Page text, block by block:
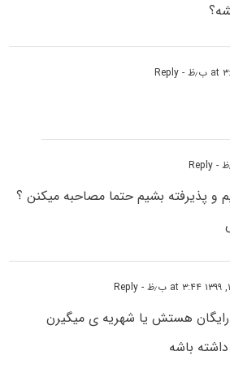
- Reply
- Reply
و پذیرفته بشیم حتما مصاحبه میکنن ؟
- Reply
هستش یا شهریه ی میگیرن
باشه